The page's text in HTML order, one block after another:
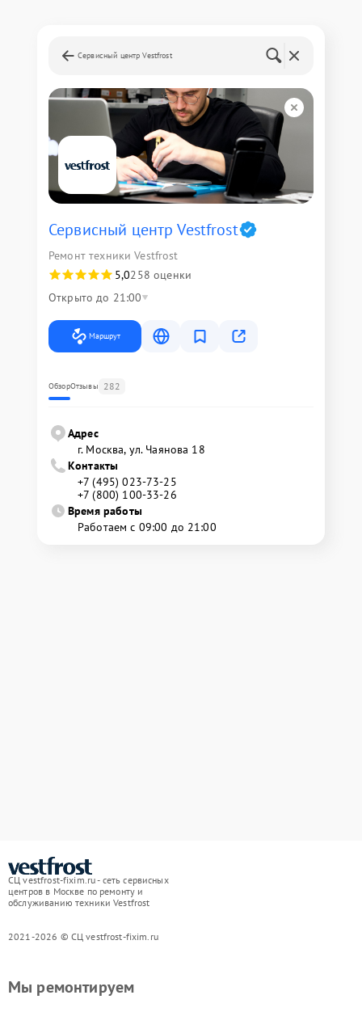
Сервисный центр Vestfrost
Сервисный центр Vestfrost
Ремонт техники Vestfrost
5,0258 оценки
Открыто до 21:00
Маршрут
ОбзорОтзывы 282
Адрес
г. Москва, ул. Чаянова 18
Контакты
+7 (495) 023-73-25
+7 (800) 100-33-26
Время работы
Работаем с 09:00 до 21:00
СЦ vestfrost-fixim.ru - сеть сервисных
центров в Москве по ремонту и
обслуживанию техники Vestfrost
2021-2026 © СЦ vestfrost-fixim.ru
Мы ремонтируем